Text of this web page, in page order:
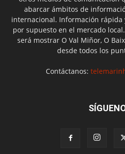
abarcar ámbitos de
internacional. Información rápida
por supuesto en el mercado
será mostrar O Val Miñor, O
desde todos los
Contáctanos: